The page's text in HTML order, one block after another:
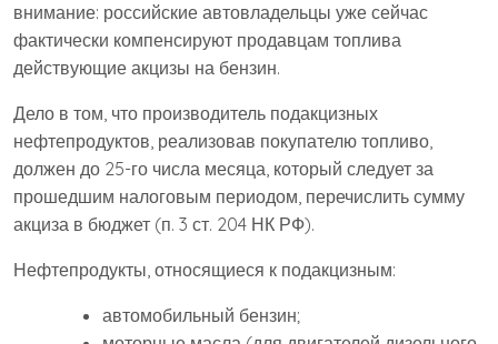
внимание: российские автовладельцы уже сейчас
фактически компенсируют продавцам топлива
действующие акцизы на бензин.
Дело в том, что производитель подакцизных
нефтепродуктов, реализовав покупателю топливо,
должен до 25-го числа месяца, который следует за
прошедшим налоговым периодом, перечислить сумму
акциза в бюджет (п. 3 ст. 204 НК РФ).
Нефтепродукты, относящиеся к подакцизным:
автомобильный бензин;